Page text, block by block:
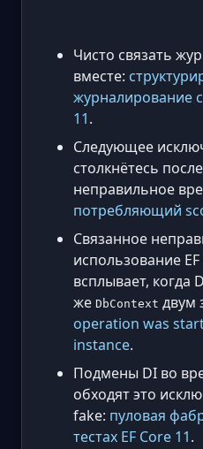
Чисто связать
вместе:
журналирование
11.
Следующее
столкнётесь
неправильное
потребляющий
Связанное
использование
всплывает, когда
же DbContext двум
operation was
instance.
Подмены DI во
обходят это
fake: пуловая
тестах EF Core 11.